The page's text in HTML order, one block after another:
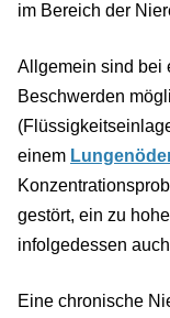
im Bereich der
Allgemein sind bei
Beschwerden
einem
gestört, ein zu
infolgedessen auch
Eine chronische